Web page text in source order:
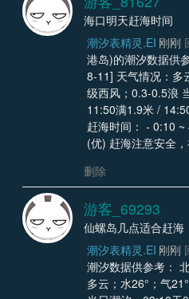
海口明天赶海时间
潮汐表精灵.EI 刚刚
港岛)的潮汐数据供
8-11] 天气情况：多
级西风；0.3-0.5浪
11:50满1.9米 /
赶海时间： - 0:10
(优) 赶海注意安全
删除
游客_69293
仙螺岛几点适合赶海
潮汐表精灵.EI 刚刚
潮汐数据供参考：
多云；水26°；气